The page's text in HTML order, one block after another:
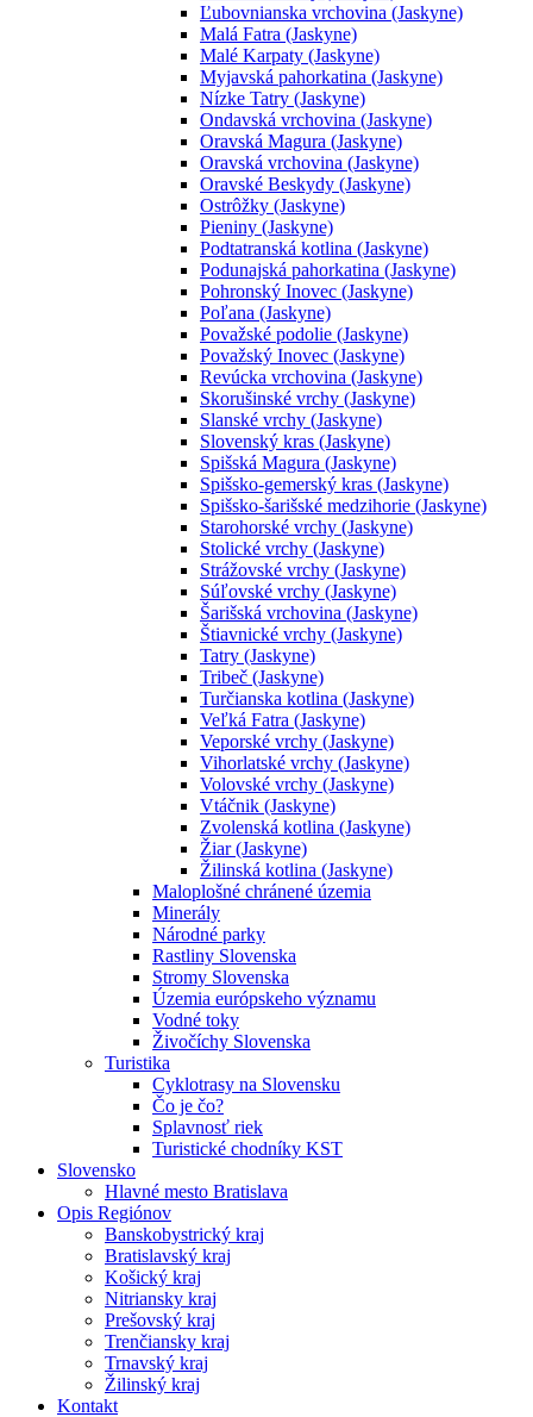
Ľubovnianska vrchovina (Jaskyne)
Malá Fatra (Jaskyne)
Malé Karpaty (Jaskyne)
Myjavská pahorkatina (Jaskyne)
Nízke Tatry (Jaskyne)
Ondavská vrchovina (Jaskyne)
Oravská Magura (Jaskyne)
Oravská vrchovina (Jaskyne)
Oravské Beskydy (Jaskyne)
Ostrôžky (Jaskyne)
Pieniny (Jaskyne)
Podtatranská kotlina (Jaskyne)
Podunajská pahorkatina (Jaskyne)
Pohronský Inovec (Jaskyne)
Poľana (Jaskyne)
Považské podolie (Jaskyne)
Považský Inovec (Jaskyne)
Revúcka vrchovina (Jaskyne)
Skorušinské vrchy (Jaskyne)
Slanské vrchy (Jaskyne)
Slovenský kras (Jaskyne)
Spišská Magura (Jaskyne)
Spišsko-gemerský kras (Jaskyne)
Spišsko-šarišské medzihorie (Jaskyne)
Starohorské vrchy (Jaskyne)
Stolické vrchy (Jaskyne)
Strážovské vrchy (Jaskyne)
Súľovské vrchy (Jaskyne)
Šarišská vrchovina (Jaskyne)
Štiavnické vrchy (Jaskyne)
Tatry (Jaskyne)
Tribeč (Jaskyne)
Turčianska kotlina (Jaskyne)
Veľká Fatra (Jaskyne)
Veporské vrchy (Jaskyne)
Vihorlatské vrchy (Jaskyne)
Volovské vrchy (Jaskyne)
Vtáčnik (Jaskyne)
Zvolenská kotlina (Jaskyne)
Žiar (Jaskyne)
Žilinská kotlina (Jaskyne)
Maloplošné chránené územia
Minerály
Národné parky
Rastliny Slovenska
Stromy Slovenska
Územia európskeho významu
Vodné toky
Živočíchy Slovenska
Turistika
Cyklotrasy na Slovensku
Čo je čo?
Splavnosť riek
Turistické chodníky KST
Slovensko
Hlavné mesto Bratislava
Opis Regiónov
Banskobystrický kraj
Bratislavský kraj
Košický kraj
Nitriansky kraj
Prešovský kraj
Trenčiansky kraj
Trnavský kraj
Žilinský kraj
Kontakt